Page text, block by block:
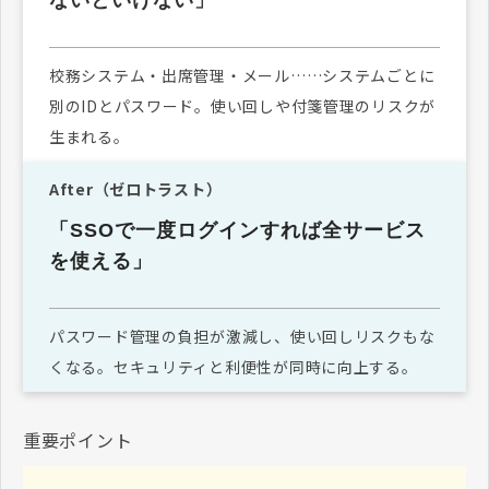
校務システム・出席管理・メール……システムごとに
別のIDとパスワード。使い回しや付箋管理のリスクが
生まれる。
After（ゼロトラスト）
「SSOで一度ログインすれば全サービス
を使える」
パスワード管理の負担が激減し、使い回しリスクもな
くなる。セキュリティと利便性が同時に向上する。
重要ポイント